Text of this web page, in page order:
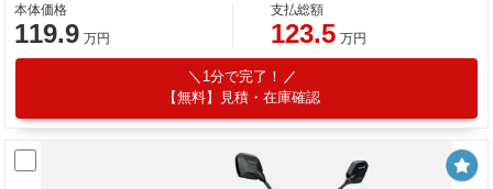
本体価格
119.9 万円
支払総額
123.5 万円
1分で完了！
【無料】見積・在庫確認